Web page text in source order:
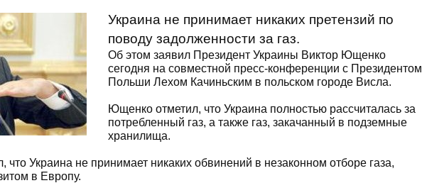
Украина не принимает никаких претензий по
поводу задолженности за газ.
Об этом заявил Президент Украины Виктор Ющенко
сегодня на совместной пресс-конференции с Президентом
Польши Лехом Качиньским в польском городе Висла.
Ющенко отметил, что Украина полностью рассчиталась за
потребленный газ, а также газ, закачанный в подземные
хранилища.
что Украина не принимает никаких обвинений в незаконном отборе газа,
в Европу.